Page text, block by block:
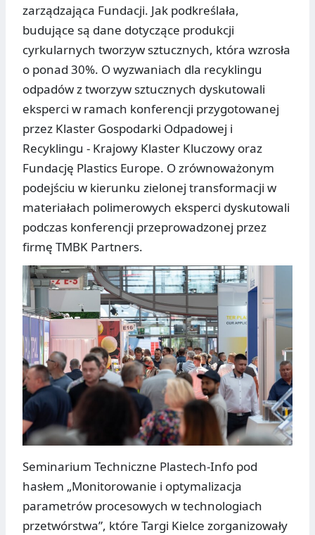
zarządzająca Fundacji. Jak podkreślała,
budujące są dane dotyczące produkcji
cyrkularnych tworzyw sztucznych, która wzrosła
o ponad 30%. O wyzwaniach dla recyklingu
odpadów z tworzyw sztucznych dyskutowali
eksperci w ramach konferencji przygotowanej
przez Klaster Gospodarki Odpadowej i
Recyklingu - Krajowy Klaster Kluczowy oraz
Fundację Plastics Europe. O zrównoważonym
podejściu w kierunku zielonej transformacji w
materiałach polimerowych eksperci dyskutowali
podczas konferencji przeprowadzonej przez
firmę TMBK Partners.
Seminarium Techniczne Plastech-Info pod
hasłem „Monitorowanie i optymalizacja
parametrów procesowych w technologiach
przetwórstwa”, które Targi Kielce zorganizowały